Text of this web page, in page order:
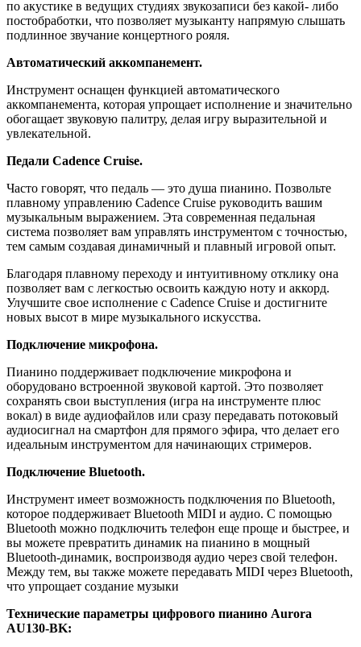
по акустике в ведущих студиях звукозаписи без какой- либо
постобработки, что позволяет музыканту напрямую слышать
подлинное звучание концертного рояля.
Автоматический аккомпанемент.
Инструмент оснащен функцией автоматического
аккомпанемента, которая упрощает исполнение и значительно
обогащает звуковую палитру, делая игру выразительной и
увлекательной.
Педали Cadence Cruise.
Часто говорят, что педаль — это душа пианино. Позвольте
плавному управлению Cadence Cruise руководить вашим
музыкальным выражением. Эта современная педальная
система позволяет вам управлять инструментом с точностью,
тем самым создавая динамичный и плавный игровой опыт.
Благодаря плавному переходу и интуитивному отклику она
позволяет вам с легкостью освоить каждую ноту и аккорд.
Улучшите свое исполнение с Cadence Cruise и достигните
новых высот в мире музыкального искусства.
Подключение микрофона.
Пианино поддерживает подключение микрофона и
оборудовано встроенной звуковой картой. Это позволяет
сохранять свои выступления (игра на инструменте плюс
вокал) в виде аудиофайлов или сразу передавать потоковый
аудиосигнал на смартфон для прямого эфира, что делает его
идеальным инструментом для начинающих стримеров.
Подключение Bluetooth.
Инструмент имеет возможность подключения по Bluetooth,
которое поддерживает Bluetooth MIDI и аудио. С помощью
Bluetooth можно подключить телефон еще проще и быстрее, и
вы можете превратить динамик на пианино в мощный
Bluetooth-динамик, воспроизводя аудио через свой телефон.
Между тем, вы также можете передавать MIDI через Bluetooth,
что упрощает создание музыки
Технические параметры цифрового пианино Aurora
AU130-BK: